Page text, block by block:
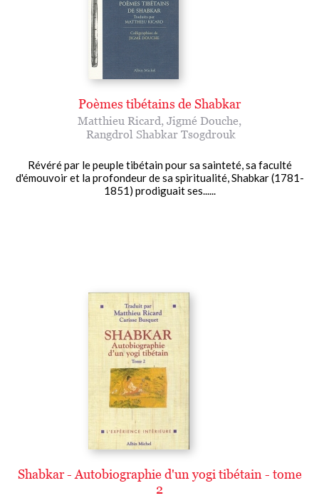
Poèmes tibétains de Shabkar
Matthieu Ricard, Jigmé Douche,
Rangdrol Shabkar Tsogdrouk
Révéré par le peuple tibétain pour sa sainteté, sa faculté
d'émouvoir et la profondeur de sa spiritualité, Shabkar (1781-
1851) prodiguait ses......
Shabkar - Autobiographie d'un yogi tibétain - tome
2